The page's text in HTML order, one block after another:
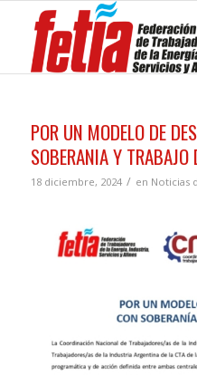
POR UN MODELO DE
SOBERANIA Y TRABAJO
18 diciembre, 2024 / en Noticias